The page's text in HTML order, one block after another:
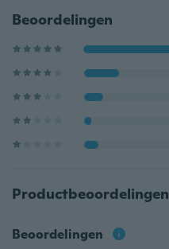
Beoordelingen
Productbeoordelingen
Beoordelingen